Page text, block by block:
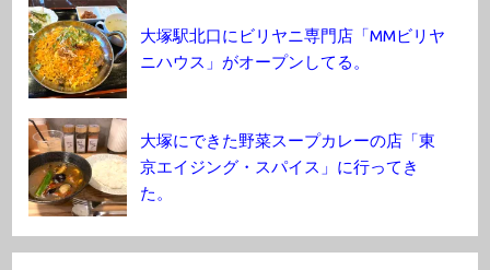
大塚駅北口にビリヤニ専門店「MMビリヤ
ニハウス」がオープンしてる。
大塚にできた野菜スープカレーの店「東
京エイジング・スパイス」に行ってき
た。